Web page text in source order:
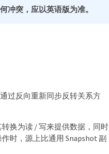
冲突，应以英语版为准。
过反向重新同步反转关系方
换为读 / 写来提供数据，同时
时，源上比通用 Snapshot 副